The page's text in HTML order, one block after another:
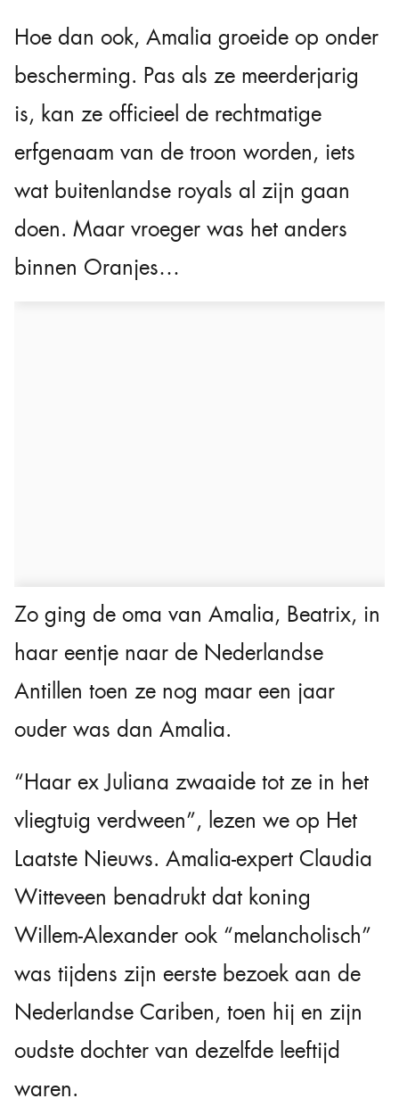
Hoe dan ook, Amalia groeide op onder
bescherming. Pas als ze meerderjarig
is, kan ze officieel de rechtmatige
erfgenaam van de troon worden, iets
wat buitenlandse royals al zijn gaan
doen. Maar vroeger was het anders
binnen Oranjes…
Zo ging de oma van Amalia, Beatrix, in
haar eentje naar de Nederlandse
Antillen toen ze nog maar een jaar
ouder was dan Amalia.
“Haar ex Juliana zwaaide tot ze in het
vliegtuig verdween”, lezen we op Het
Laatste Nieuws. Amalia-expert Claudia
Witteveen benadrukt dat koning
Willem-Alexander ook “melancholisch”
was tijdens zijn eerste bezoek aan de
Nederlandse Cariben, toen hij en zijn
oudste dochter van dezelfde leeftijd
waren.